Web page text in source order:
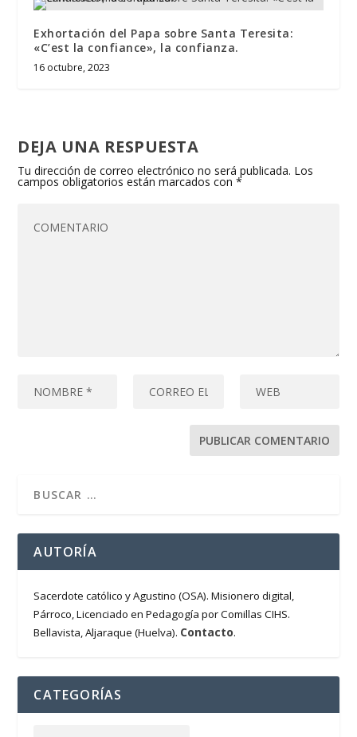
Exhortación del Papa sobre Santa Teresita:
«C’est la confiance», la confianza.
16 octubre, 2023
DEJA UNA RESPUESTA
Tu dirección de correo electrónico no será publicada. Los
campos obligatorios están marcados con*
AUTORÍA
Sacerdote católico y Agustino (OSA). Misionero digital,
Párroco, Licenciado en Pedagogía por Comillas CIHS.
Bellavista, Aljaraque (Huelva). Contacto.
CATEGORÍAS